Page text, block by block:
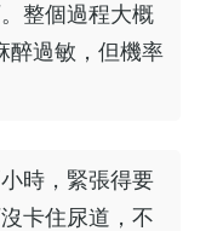
整個過程大概
醉過敏，但機率
時，緊張得要
卡住尿道，不